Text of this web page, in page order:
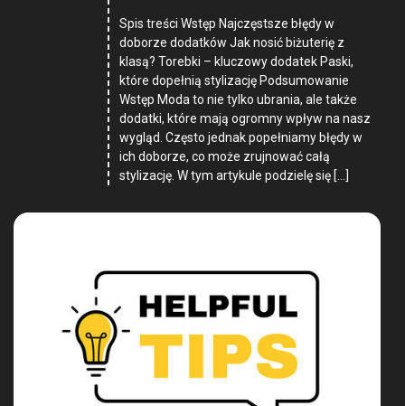
Spis treści Wstęp Najczęstsze błędy w
doborze dodatków Jak nosić biżuterię z
klasą? Torebki – kluczowy dodatek Paski,
które dopełnią stylizację Podsumowanie
Wstęp Moda to nie tylko ubrania, ale także
dodatki, które mają ogromny wpływ na nasz
wygląd. Często jednak popełniamy błędy w
ich doborze, co może zrujnować całą
stylizację. W tym artykule podzielę się […]